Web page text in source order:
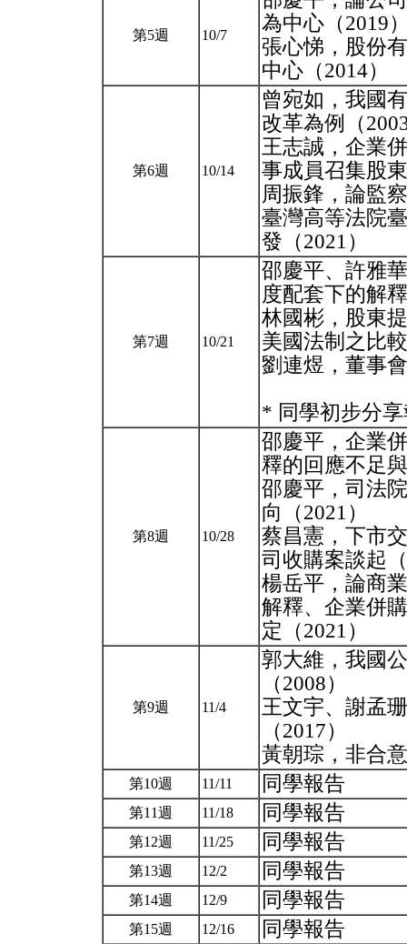
第5週 10/7
為中心（2019
張心悌，股份
中心（2014）
第6週 10/14
曾宛如，我國
改革為例（
王志誠，企業
事成員召集股
周振鋒，論監
臺灣高等法院
發（2021）
第7週 10/21
邵慶平、許雅
度配套下的解
林國彬，股東
美國法制之比
劉連煜，董事
* 同學初步分
第8週 10/28
邵慶平，企業
釋的回應不足
邵慶平，司法
向（2021）
蔡昌憲，下市
司收購案談起
楊岳平，論商
解釋、企業併
定（2021）
第9週 11/4
郭大維，我國
（2008）
王文宇、謝孟
（2017）
黃朝琮，非合
第10週 11/11 同學報告
第11週 11/18 同學報告
第12週 11/25 同學報告
第13週 12/2 同學報告
第14週 12/9 同學報告
第15週 12/16 同學報告